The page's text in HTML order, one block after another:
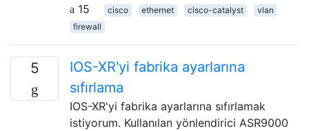
15
cisco ethernet cisco-catalyst
vlan
firewall
5
IOS-XR'yi fabrika ayarlarına
sıfırlama
IOS-XR'yi fabrika ayarlarına sıfırlamak
istiyorum. Kullanılan yönlendirici ASR9000